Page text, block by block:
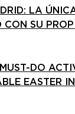
LA
CON SU
DO
EASTER